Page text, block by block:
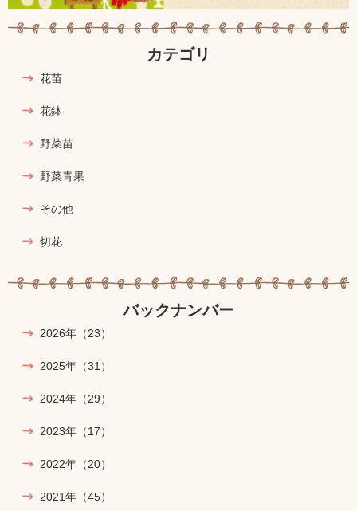
カテゴリ
花苗
花鉢
野菜苗
野菜青果
その他
切花
バックナンバー
2026年 （23）
2025年 （31）
2024年 （29）
2023年 （17）
2022年 （20）
2021年 （45）